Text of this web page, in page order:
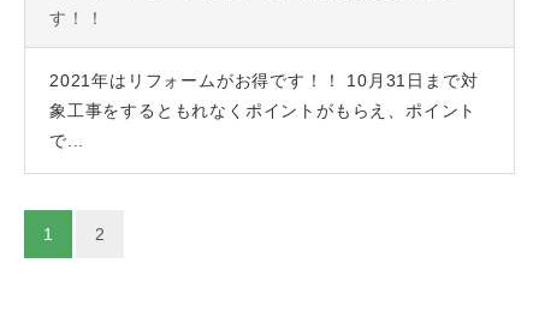
す！！
2021年はリフォームがお得です！！ 10月31日まで対
象工事をするともれなくポイントがもらえ、ポイント
で...
1 2